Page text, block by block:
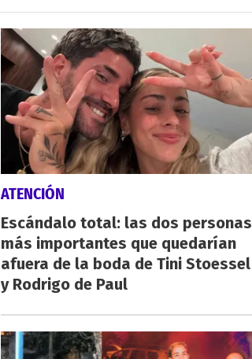
ATENCIÓN
Escándalo total: las dos personas
más importantes que quedarían
afuera de la boda de Tini Stoessel
y Rodrigo de Paul